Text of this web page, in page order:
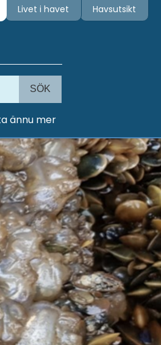
Livet i havet Havsutsikt
SÖK
ännu mer